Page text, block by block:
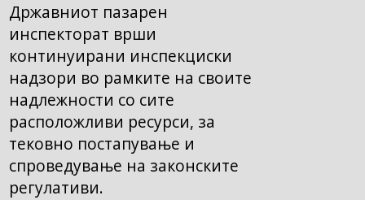
Државниот пазарен
инспекторат врши
континуирани инспекциски
надзори во рамките на своите
надлежности со сите
расположливи ресурси, за
тековно постапување и
спроведување на законските
регулативи.